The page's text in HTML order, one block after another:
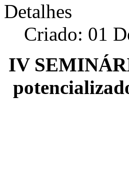
Detalhes
Criado: 01
IV